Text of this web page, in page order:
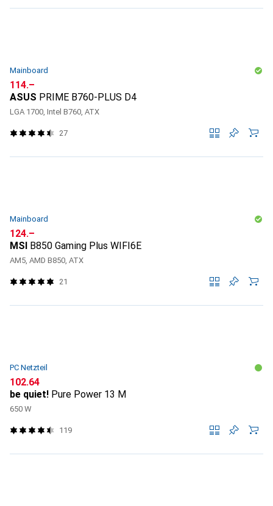
Mainboard
CHF
114.–
ASUS PRIME B760-PLUS D4
LGA 1700, Intel B760, ATX
27
Mainboard
CHF
124.–
MSI
B850 Gaming Plus WIFI6E
AM5, AMD B850, ATX
21
PC Netzteil
CHF
102.64
be quiet! Pure Power 13 M
650 W
119